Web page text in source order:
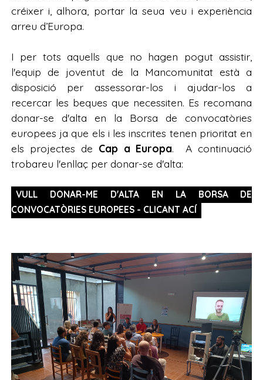
créixer i, alhora, portar la seua veu i experiència
arreu d’Europa.
I per tots aquells que no hagen pogut assistir,
l'equip de joventut de la Mancomunitat està a
disposició per assessorar-los i ajudar-los a
recercar les beques que necessiten. Es recomana
donar-se d'alta en la Borsa de convocatòries
europees ja que els i les inscrites tenen prioritat en
els projectes de Cap a Europa. A continuació
trobareu l'enllaç per donar-se d'alta:
VULL DONAR-ME D'ALTA EN LA BORSA DE
CONVOCATÒRIES EUROPEES - CLICANT ACÍ